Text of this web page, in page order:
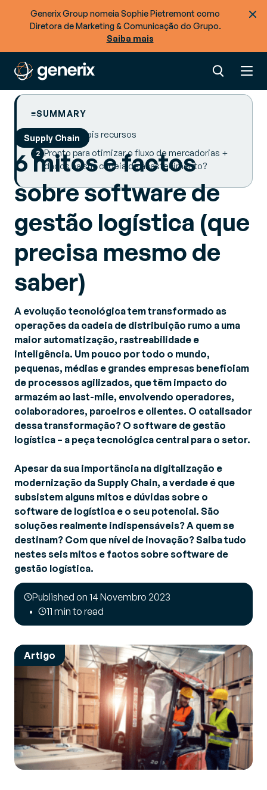
Generix Group nomeia Sophie Pietremont como
Diretora de Marketing & Comunicação do Grupo.
Saiba mais
Supply Chain
6 mitos e factos
sobre software de
gestão logística (que
precisa mesmo de
saber)
A evolução tecnológica tem transformado as
operações da cadeia de distribuição rumo a uma
maior automatização, rastreabilidade e
inteligência. Um pouco por todo o mundo,
pequenas, médias e grandes empresas beneficiam
de processos agilizados, que têm impacto do
armazém ao last-mile, envolvendo operadores,
colaboradores, parceiros e clientes. O catalisador
dessa transformação? O software de gestão
logística – a peça tecnológica central para o setor.
Apesar da sua importância na digitalização e
modernização da Supply Chain, a verdade é que
subsistem alguns mitos e dúvidas sobre o
software de logística e o seu potencial. São
soluções realmente indispensáveis? A quem se
destinam? Com que nível de inovação? Saiba tudo
nestes seis mitos e factos sobre software de
gestão logística.
Published on 14 Novembro 2023
11 min to read
Artigo
SUMMARY
Procurar mais recursos
Pronto para otimizar o fluxo de mercadorias +
dados na sua cadeia de abastecimento?